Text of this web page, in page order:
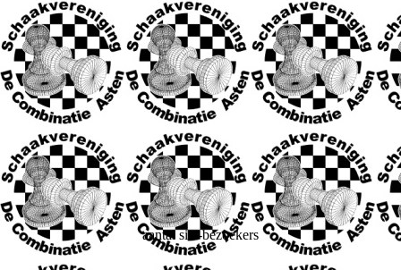
aantal site-bezoekers